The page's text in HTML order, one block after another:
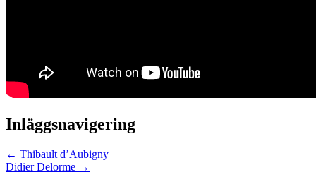
Inläggsnavigering
← Thibault d’Aubigny
Didier Delorme →